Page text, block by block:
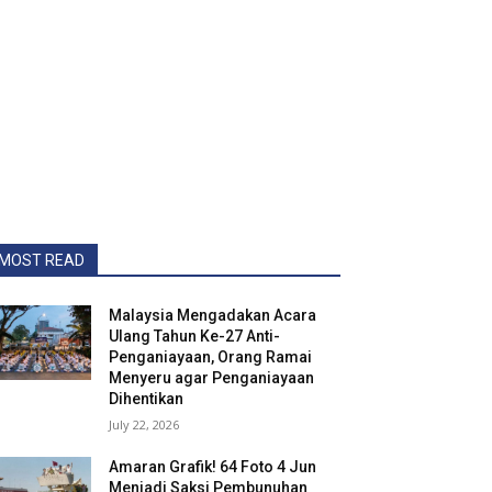
READ
Malaysia Mengadakan Acara
Ulang Tahun Ke-27 Anti-
Penganiayaan, Orang Ramai
Menyeru agar Penganiayaan
Dihentikan
July 22, 2026
Amaran Grafik! 64 Foto 4 Jun
Menjadi Saksi Pembunuhan